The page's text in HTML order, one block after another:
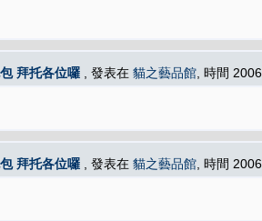
拜托各位囉 , 發表在 貓之藝品館 , 時間
拜托各位囉 , 發表在 貓之藝品館 , 時間